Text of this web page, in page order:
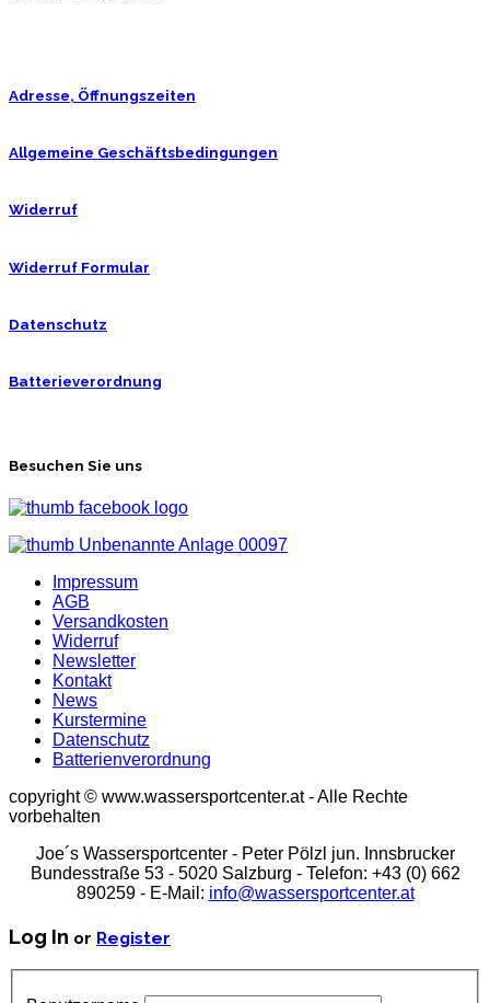
Adresse, Öffnungszeiten
Allgemeine Geschäftsbedingungen
Widerruf
Widerruf Formular
Datenschutz
Batterieverordnung
Besuchen Sie uns
Impressum
AGB
Versandkosten
Widerruf
Newsletter
Kontakt
News
Kurstermine
Datenschutz
Batterienverordnung
copyright © www.wassersportcenter.at - Alle Rechte
vorbehalten
Joe´s Wassersportcenter - Peter Pölzl jun. Innsbrucker
Bundesstraße 53 - 5020 Salzburg - Telefon: +43 (0) 662
890259 - E-Mail: info@wassersportcenter.at
Log In or Register